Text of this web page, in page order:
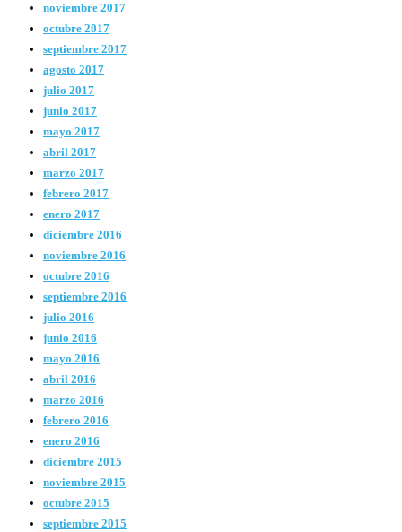
noviembre 2017
octubre 2017
septiembre 2017
agosto 2017
julio 2017
junio 2017
mayo 2017
abril 2017
marzo 2017
febrero 2017
enero 2017
diciembre 2016
noviembre 2016
octubre 2016
septiembre 2016
julio 2016
junio 2016
mayo 2016
abril 2016
marzo 2016
febrero 2016
enero 2016
diciembre 2015
noviembre 2015
octubre 2015
septiembre 2015